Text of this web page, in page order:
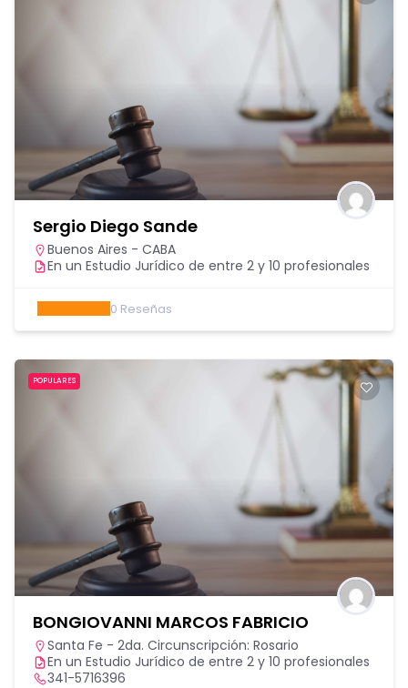
Sergio Diego Sande
Buenos Aires - CABA
En un Estudio Jurídico de entre 2 y 10 profesionales
0 Reseñas
POPULARES
BONGIOVANNI MARCOS FABRICIO
Santa Fe - 2da. Circunscripción: Rosario
En un Estudio Jurídico de entre 2 y 10 profesionales
341-5716396